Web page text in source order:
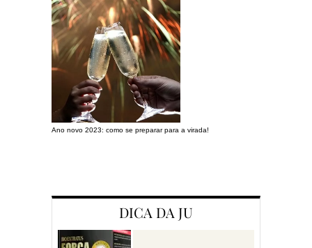
Ano novo 2023: como se preparar para a virada!
DICA DA JU